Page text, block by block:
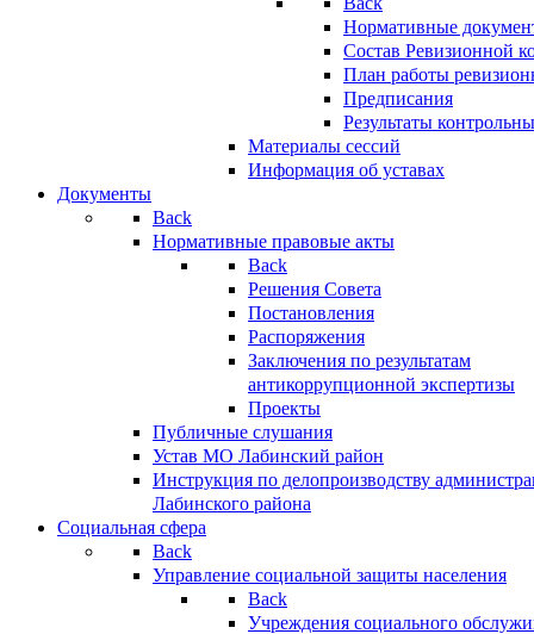
Нормативные
Состав Ревизионной
План работы
Предписания
Результаты
Материалы сессий
Информация об уставах
Документы
Back
Нормативные правовые акты
Back
Решения Совета
Постановления
Распоряжения
Заключения по результатам
антикоррупционной экспертизы
Проекты
Публичные слушания
Устав МО Лабинский район
Инструкция по делопроизводству
Лабинского района
Социальная сфера
Back
Управление социальной защиты населения
Back
Учреждения социального